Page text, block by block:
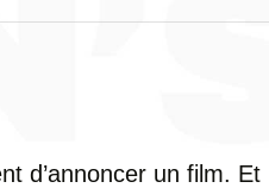
d’annoncer un film. Et